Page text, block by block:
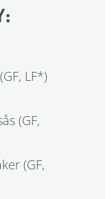
LF*)
(GF,
(GF,